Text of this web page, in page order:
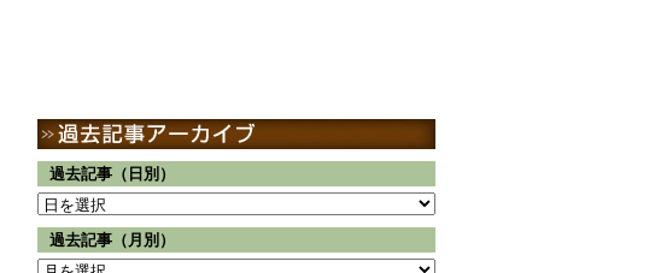
過去記事（日別）
過去記事（月別）